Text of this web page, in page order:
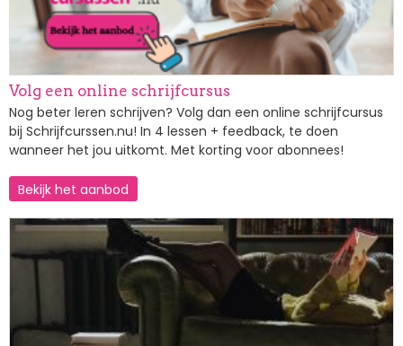
Volg een online schrijfcursus
Nog beter leren schrijven? Volg dan een online schrijfcursus
bij Schrijfcurssen.nu! In 4 lessen + feedback, te doen
wanneer het jou uitkomt. Met korting voor abonnees!
Bekijk het aanbod
Afbeelding